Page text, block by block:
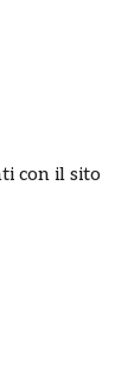
con il sito